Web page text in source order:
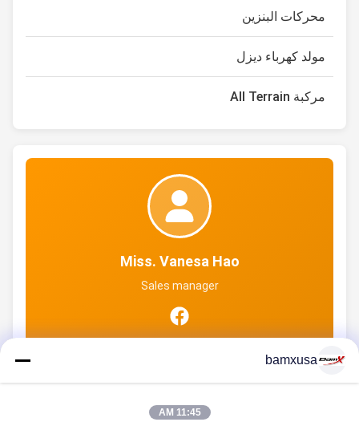
محركات البنزين
مولد كهرباء ديزل
مركبة All Terrain
Miss. Vanesa Hao
Sales manager
bamxusa
11:45 AM